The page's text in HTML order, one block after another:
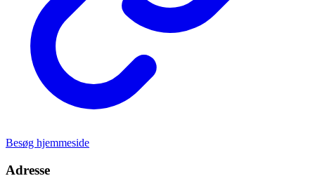
Besøg hjemmeside
Adresse